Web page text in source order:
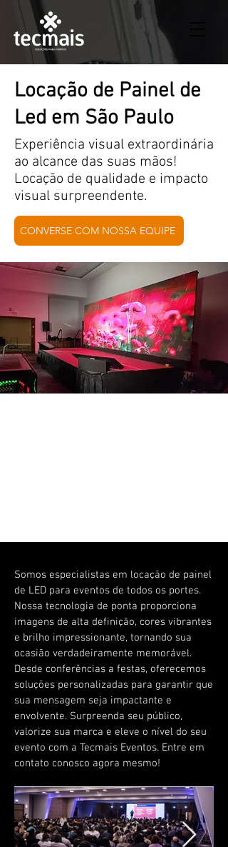
Locação de Painel de
Led em São Paulo
Experiência visual extraordinária
ao alcance das suas mãos!
Locação de qualidade e impacto
visual surpreendente.
CONVERSE COM NOSSA EQUIPE
Somos especialistas em locação de painel
de LED para eventos de todos os portes.
Nossa tecnologia de ponta proporciona
imagens de alta definição, cores vibrantes
e brilho impressionante, tornando sua
ocasião verdadeiramente memorável.
Desde conferências a festas, oferecemos
soluções personalizadas para garantir que
sua mensagem seja impactante e
envolvente. Surpreenda seu público,
valorize sua marca e eleve o nível do seu
evento com a Tecmais Eventos. Entre em
contato conosco agora mesmo!